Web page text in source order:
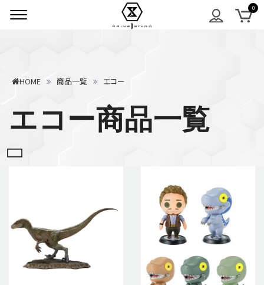
HOME 商品一覧 エコー
エコー商品一覧